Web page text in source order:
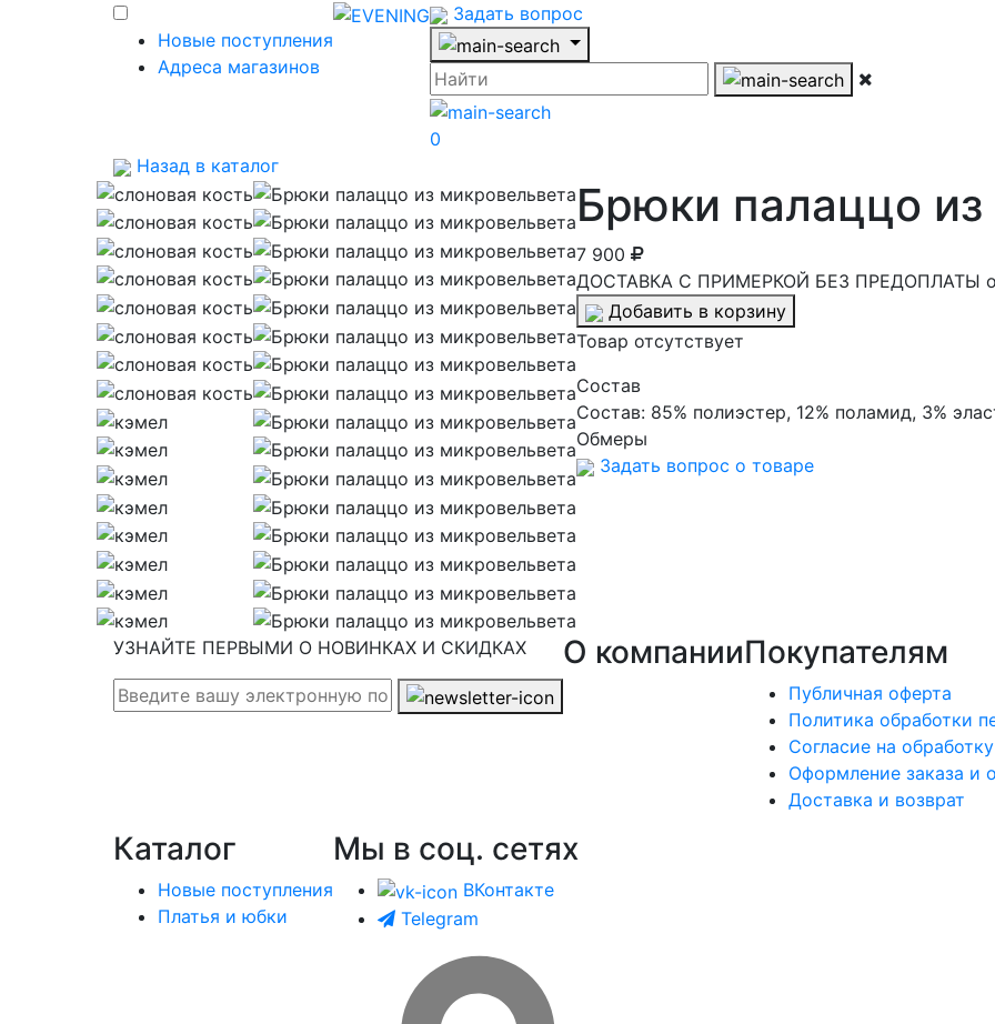
Новые поступления
Адреса магазинов
Задать вопрос
0
Назад в каталог
Брюки палаццо
7 900
ДОСТАВКА С ПРИМЕРКОЙ БЕЗ ПРЕДОПЛАТЫ
Добавить в корзину
Товар отсутствует
Cостав
Состав: 85% полиэстер, 12% поламид, 3%
Обмеры
Задать вопрос о товаре
УЗНАЙТЕ ПЕРВЫМИ О НОВИНКАХ И СКИДКАХ О компанииПокупателям
Публичная оферта
Политика обработки
Согласие на
Оформление заказа и
Доставка и возврат
Каталог
Новые поступления
Платья и юбки
Мы в соц. сетях
ВКонтакте
Telegram